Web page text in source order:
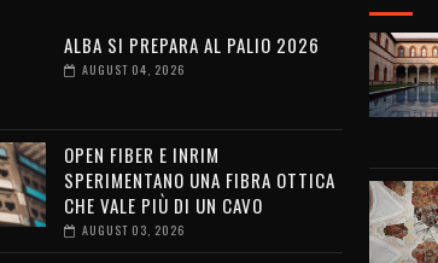
ALBA SI PREPARA AL PALIO 2026
AUGUST 04, 2026
OPEN FIBER E INRIM
SPERIMENTANO UNA FIBRA OTTICA
CHE VALE PIÙ DI UN CAVO
AUGUST 03, 2026